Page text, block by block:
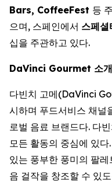
Bars, CoffeeFest 등
으며, 스페인에서 스페셜
십을 주관하고 있다.
DaVinci Gourmet 소개
다빈치 고메(DaVinci
시하며 푸드서비스 채널
로벌 음료 브랜드다. 다
모든 활동의 중심에 있
있는 풍부한 풍미의 팔
음 걸작을 창조할 수 있